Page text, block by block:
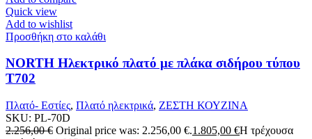
Quick view
Add to wishlist
Προσθήκη στο καλάθι
NORTH Ηλεκτρικό πλατό με πλάκα σιδήρου τύπου
T702
Πλατό- Εστίες, Πλατό ηλεκτρικά, ΖΕΣΤΗ ΚΟΥΖΙΝΑ
SKU: PL-70D
2.256,00€ Original price was: 2.256,00 €.1.805,00 €Η τρέχουσα